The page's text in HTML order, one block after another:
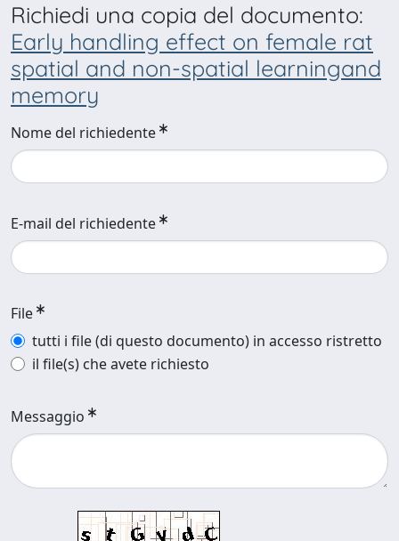
Richiedi una copia del documento:
Early handling effect on female rat
spatial and non-spatial learningand
memory
Nome del richiedente
E-mail del richiedente
File
tutti i file (di questo documento) in accesso ristretto
il file(s) che avete richiesto
Messaggio